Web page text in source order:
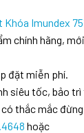
Khóa Imundex
chính hãng,
đặt miễn phí.
siêu tốc, bảo trì
thắc mắc
hoặc